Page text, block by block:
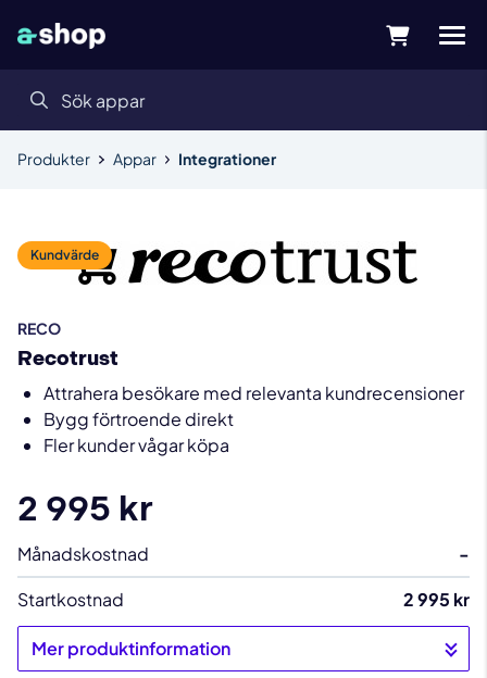
Produkter Appar Integrationer
Kundvärde
RECO
Recotrust
Attrahera besökare med relevanta kundrecensioner
Bygg förtroende direkt
Fler kunder vågar köpa
2 995 kr
Månadskostnad
-
Startkostnad
2 995 kr
Mer produktinformation